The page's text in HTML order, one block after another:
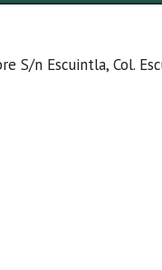
S/n Escuintla, Col.